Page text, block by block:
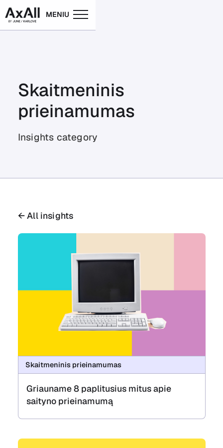
MENIU
Skaitmeninis
prieinamumas
Insights category
← All insights
Skaitmeninis prieinamumas
Griauname 8 paplitusius mitus apie
saityno prieinamumą